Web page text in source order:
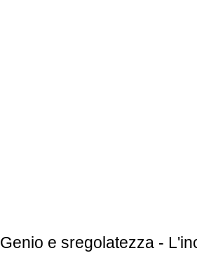
Genio e sregolatezza -